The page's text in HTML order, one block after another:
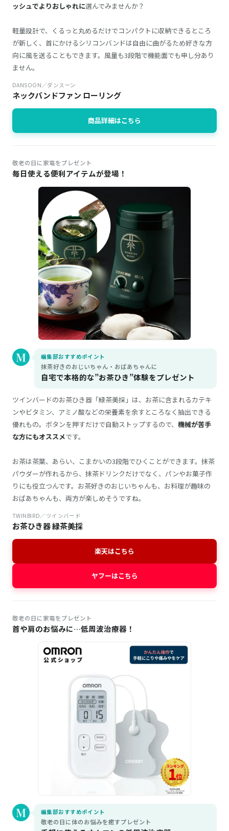
ッシュでよりおしゃれに選んでみませんか？
軽量設計で、くるっと丸めるだけでコンパクトに収納できるところ
が新しく、首にかけるシリコンバンドは自由に曲がるため好きな方
向に風を送ることもできます。風量も3段階で機能面でも申し分あり
ません。
DANSOON／ダンスーン
ネックバンドファン ローリング
商品詳細はこちら
敬老の日に家電をプレゼント
毎日使える便利アイテムが登場！
編集部おすすめポイント
抹茶好きのおじいちゃん・おばあちゃんに
自宅で本格的な”お茶ひき”体験をプレゼント
ツインバードのお茶ひき器「緑茶美採」は、お茶に含まれるカテキ
ンやビタミン、アミノ酸などの栄養素を余すところなく抽出できる
優れもの。ボタンを押すだけで自動ストップするので、 機械が苦手
な方にもオススメです。
お茶は茶葉、あらい、こまかいの3段階でひくことができます。抹茶
パウダーが作れるから、抹茶ドリンクだけでなく、パンやお菓子作
りにも役立つんです。お茶好きのおじいちゃんも、お料理が趣味の
おばあちゃんも、両方が楽しめそうですね。
TWINBIRD／ツインバード
お茶ひき器 緑茶美採
楽天はこちら
ヤフーはこちら
敬老の日に家電をプレゼント
首や肩のお悩みに…低周波治療器！
編集部おすすめポイント
敬老の日に体のお悩みを癒すプレゼント